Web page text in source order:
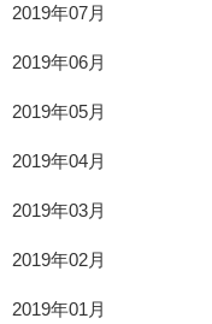
2019年07月
2019年06月
2019年05月
2019年04月
2019年03月
2019年02月
2019年01月